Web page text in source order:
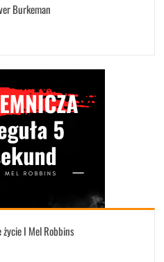
Burkeman
życie I Mel Robbins